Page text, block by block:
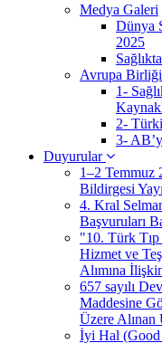
Medya Galeri
Dünya
2025
Avrupa
1-
2-
3-
Duyurular
1–2 Temmuz
Bildirgesi
4. Kral
Başvuruları
"10. Türk
Hizmet ve
Alımına
657 sayılı
Maddesine
Üzere Alınan
İyi Hal (Good